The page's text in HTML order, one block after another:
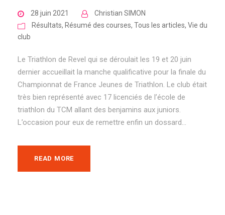
28 juin 2021
Christian SIMON
Résultats, Résumé des courses, Tous les articles, Vie du
club
Le Triathlon de Revel qui se déroulait les 19 et 20 juin
dernier accueillait la manche qualificative pour la finale du
Championnat de France Jeunes de Triathlon. Le club était
très bien représenté avec 17 licenciés de l’école de
triathlon du TCM allant des benjamins aux juniors.
L’occasion pour eux de remettre enfin un dossard...
READ MORE